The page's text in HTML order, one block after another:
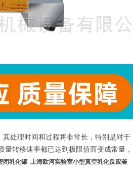
处理时间和过程将非常长，特别是对于
转移速率都已达到极限值而变成常量，
闭乳化罐 上海欧河实验室小型真空乳化反应釜